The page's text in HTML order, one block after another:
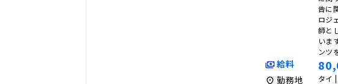
告に
ロジ
師と
いま
ンツ
給料
勤務地 タイ